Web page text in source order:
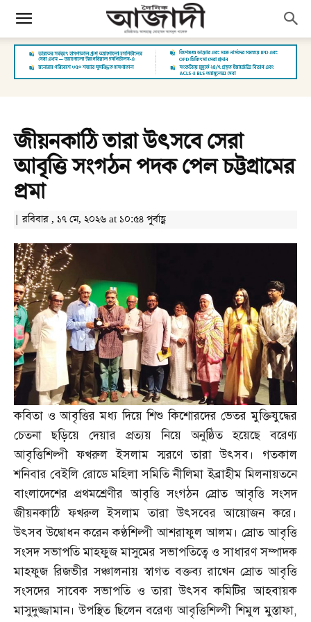
জীয়নকাঠি তারা উৎসবে সেরা
আবৃত্তি সংগঠন পদক পেল চট্টগ্রামের
প্রমা
| রবিবার , ১৭ মে, ২০২৬ at ১০:৫৪ পূর্বাহ্ণ
কবিতা ও আবৃত্তির মধ্য দিয়ে শিশু কিশোরদের ভেতর মুক্তিযুদ্ধের
চেতনা ছড়িয়ে দেয়ার প্রত্যয় নিয়ে অনুষ্ঠিত হয়েছে বরেণ্য
আবৃত্তিশিল্পী ফখরুল ইসলাম স্মরণে তারা উৎসব। গতকাল
শনিবার বেইলি রোডে মহিলা সমিতি নীলিমা ইব্রাহীম মিলনায়তনে
বাংলাদেশের প্রথমশ্রেণীর আবৃত্তি সংগঠন স্রোত আবৃত্তি সংসদ
জীয়নকাঠি ফখরুল ইসলাম তারা উৎসবের আয়োজন করে।
উৎসব উদ্বোধন করেন কণ্ঠশিল্পী আশরাফুল আলম। স্রোত আবৃত্তি
সংসদ সভাপতি মাহফুজ মাসুমের সভাপতিত্বে ও সাধারণ সম্পাদক
মাহফুজ রিজভীর সঞ্চালনায় স্বাগত বক্তব্য রাখেন স্রোত আবৃত্তি
সংসদের সাবেক সভাপতি ও তারা উৎসব কমিটির আহবায়ক
মাসুদুজ্জামান। উপস্থিত ছিলেন বরেণ্য আবৃত্তিশিল্পী শিমুল মুস্তাফা,